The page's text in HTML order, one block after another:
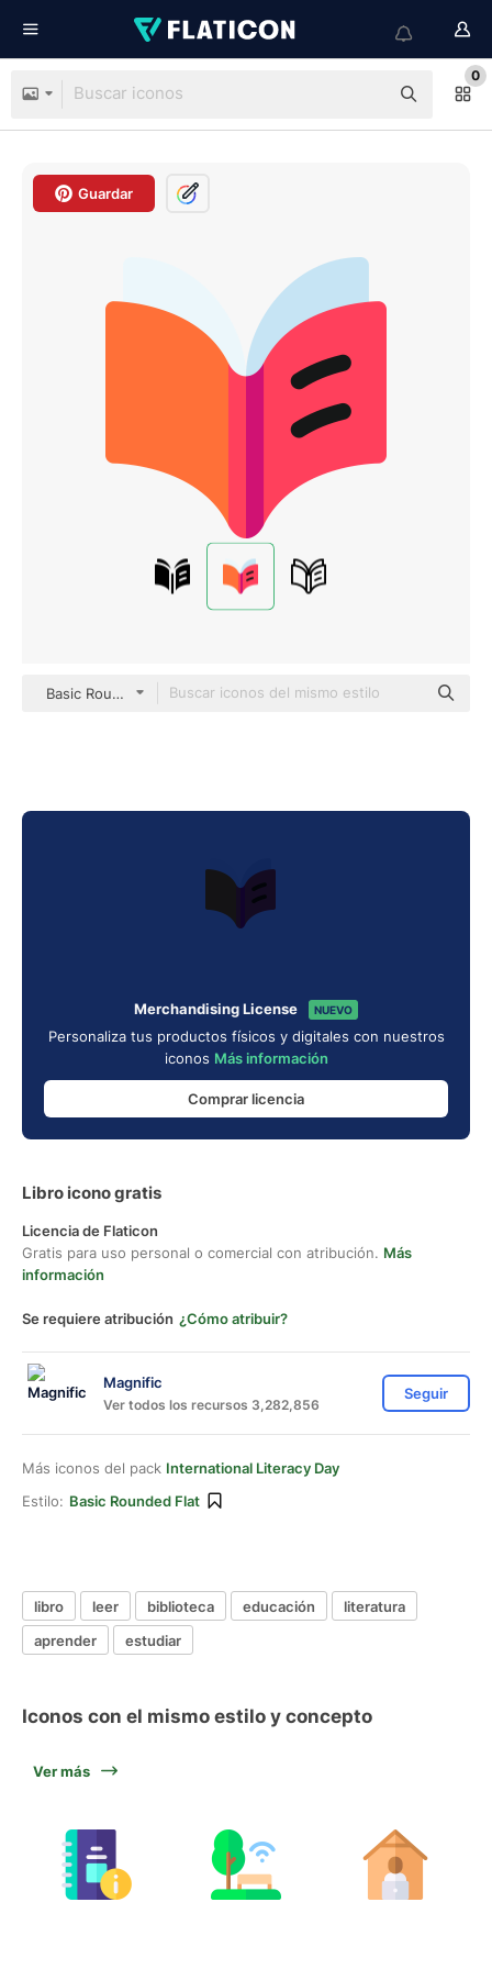
0
Guardar
Basic Rounded Flat
Merchandising License NUEVO
Personaliza tus productos físicos y digitales con nuestros
iconos Más información
Comprar licencia
Libro icono gratis
Licencia de Flaticon
Gratis para uso personal o comercial con atribución. Más
información
Se requiere atribución ¿Cómo atribuir?
Magnific
Ver todos los recursos 3,282,856
Seguir
Más iconos del pack International Literacy Day
Estilo: Basic Rounded Flat
libro leer biblioteca educación
literatura
aprender
estudiar
Iconos con el mismo estilo y concepto
Ver más